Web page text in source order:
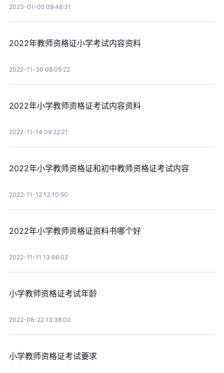
2023-01-05 09:48:31
2022年教师资格证小学考试内容资料
2022-11-30 08:05:22
2022年小学教师资格证考试内容资料
2022-11-14 09:22:21
2022年小学教师资格证和初中教师资格证考试内容
2022-11-12 13:10:50
2022年小学教师资格证资料书哪个好
2022-11-11 13:06:02
小学教师资格证考试年龄
2022-08-22 13:38:00
小学教师资格证考试要求